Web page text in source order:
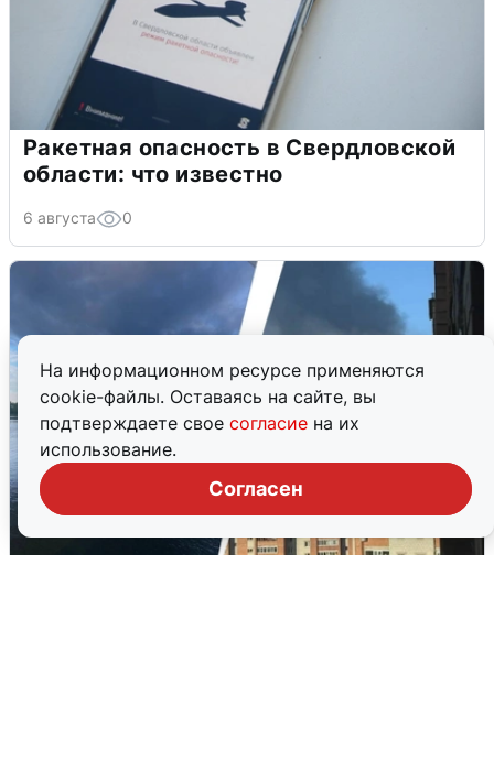
На информационном ресурсе применяются
cookie-файлы. Оставаясь на сайте, вы
подтверждаете свое согласие на их
использование.
Согласен
Ракетная опасность в Свердловской
области: что известно
6 августа 0